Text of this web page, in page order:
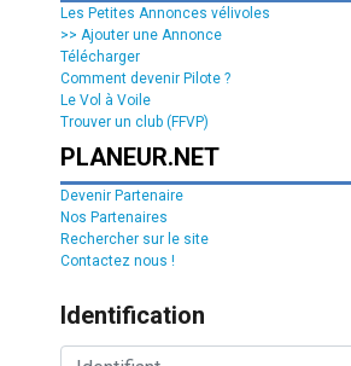
Les Petites Annonces vélivoles
>> Ajouter une Annonce
Télécharger
Comment devenir Pilote ?
Le Vol à Voile
Trouver un club (FFVP)
PLANEUR.NET
Devenir Partenaire
Nos Partenaires
Rechercher sur le site
Contactez nous !
Identification
Identifiant